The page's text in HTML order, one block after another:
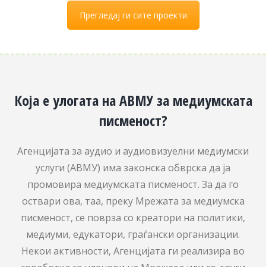
Прегледај ги сите проекти
Која е улогата на АВМУ за медиумската
писменост?
Агенцијата за аудио и аудиовизуелни медиумски
услуги (АВМУ) има законска обврска да ја
промовира медиумската писменост. За да го
оствари ова, таа, преку Мрежата за медиумска
писменост, се поврза со креатори на политики,
медиуми, едукатори, граѓански организации.
Некои активности, Агенцијата ги реализира во